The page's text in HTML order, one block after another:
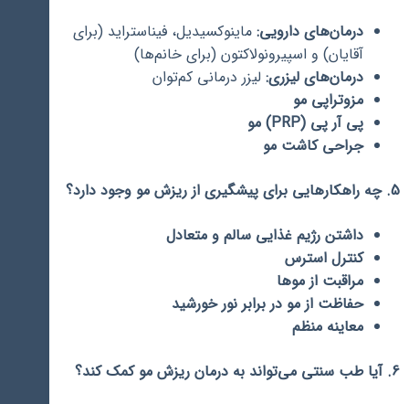
درمان‌های دارویی: ماینوکسیدیل، فیناستراید (برای
آقایان) و اسپیرونولاکتون (برای خانم‌ها)
درمان‌های لیزری: لیزر درمانی کم‌توان
مزوتراپی مو
پی آر پی (PRP) مو
جراحی کاشت مو
5. چه راهکارهایی برای پیشگیری از ریزش مو وجود دارد؟
داشتن رژیم غذایی سالم و متعادل
کنترل استرس
مراقبت از موها
حفاظت از مو در برابر نور خورشید
معاینه منظم
6. آیا طب سنتی می‌تواند به درمان ریزش مو کمک کند؟